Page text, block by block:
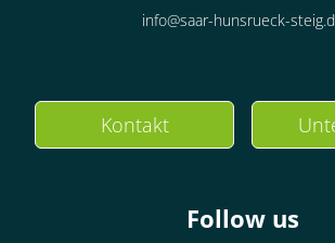
info@saar-hunsrueck-
Kontakt
Follow us